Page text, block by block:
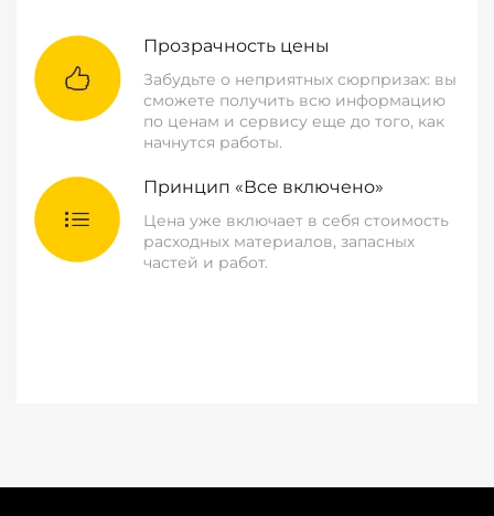
Прозрачность цены
Забудьте о неприятных сюрпризах: вы
сможете получить всю информацию
по ценам и сервису еще до того, как
начнутся работы.
Принцип «Все включено»
Цена уже включает в себя стоимость
расходных материалов, запасных
частей и работ.